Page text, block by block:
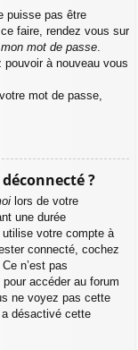
puisse pas être
faire, rendez vous sur
mon mot de passe
à nouveau vous
mot de passe,
?
lors de votre
une durée
utilise votre compte à
connecté, cochez
n’est pas
accéder au forum
ne voyez pas cette
désactivé cette